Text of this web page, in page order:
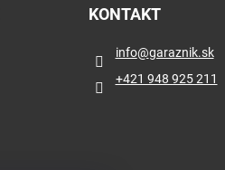
KONTAKT
info@garaznik.sk
+421 948 925 211